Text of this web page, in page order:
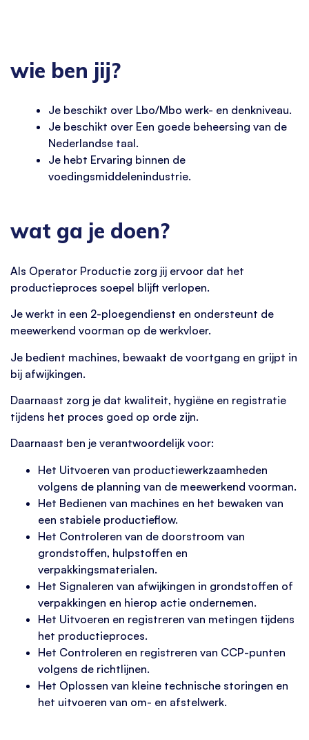
wie ben jij?
Je beschikt over Lbo/Mbo werk- en denkniveau.
Je beschikt over Een goede beheersing van de
Nederlandse taal.
Je hebt Ervaring binnen de
voedingsmiddelenindustrie.
wat ga je doen?
Als Operator Productie zorg jij ervoor dat het
productieproces soepel blijft verlopen.
Je werkt in een 2-ploegendienst en ondersteunt de
meewerkend voorman op de werkvloer.
Je bedient machines, bewaakt de voortgang en grijpt in
bij afwijkingen.
Daarnaast zorg je dat kwaliteit, hygiëne en registratie
tijdens het proces goed op orde zijn.
Daarnaast ben je verantwoordelijk voor:
Het Uitvoeren van productiewerkzaamheden
volgens de planning van de meewerkend voorman.
Het Bedienen van machines en het bewaken van
een stabiele productieflow.
Het Controleren van de doorstroom van
grondstoffen, hulpstoffen en
verpakkingsmaterialen.
Het Signaleren van afwijkingen in grondstoffen of
verpakkingen en hierop actie ondernemen.
Het Uitvoeren en registreren van metingen tijdens
het productieproces.
Het Controleren en registreren van CCP-punten
volgens de richtlijnen.
Het Oplossen van kleine technische storingen en
het uitvoeren van om- en afstelwerk.